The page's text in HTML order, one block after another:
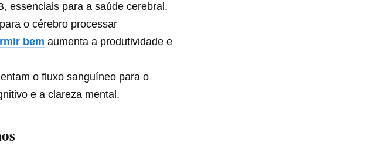
essenciais para a saúde cerebral.
o cérebro processar
bem aumenta a produtividade e
o fluxo sanguíneo para o
e a clareza mental.